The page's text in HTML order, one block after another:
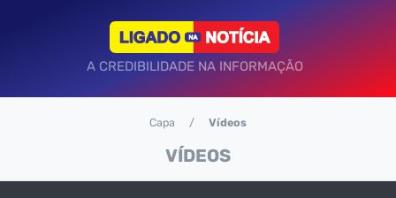
A CREDIBILIDADE NA INFORMAÇÃO
VÍDEOS
Capa Vídeos